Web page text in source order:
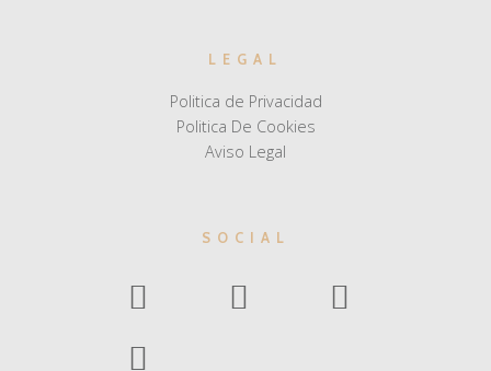
LEGAL
Politica de Privacidad
Politica De Cookies
Aviso Legal
SOCIAL